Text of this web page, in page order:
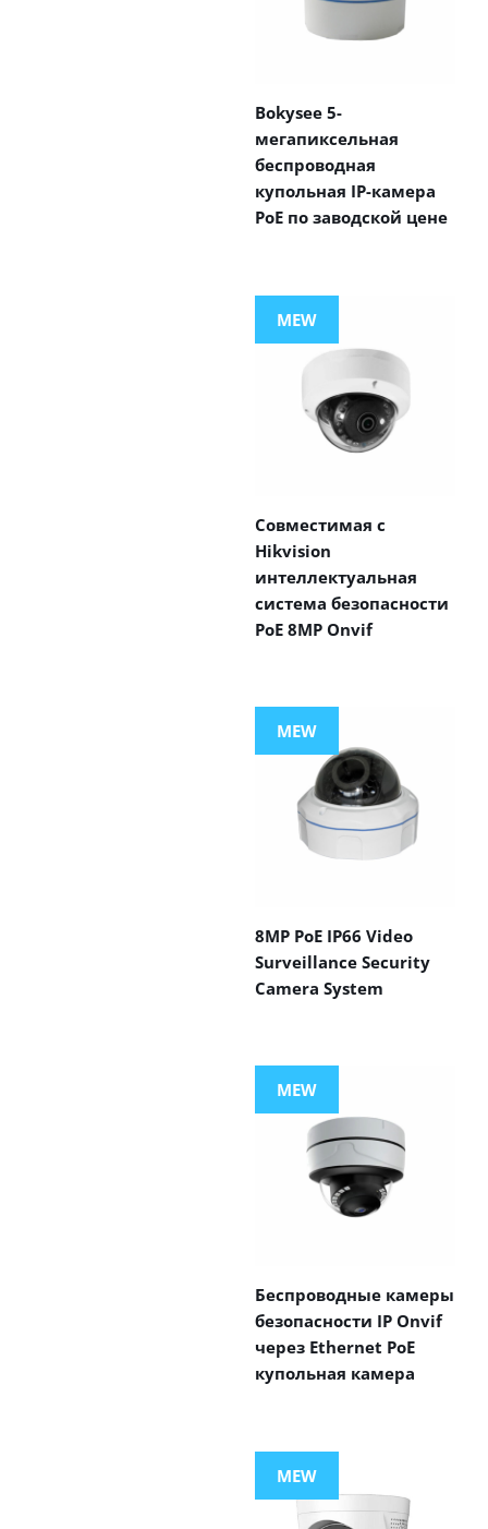
Bokysee 5-
мегапиксельная
беспроводная
купольная IP-камера
PoE по заводской цене
MEW
Совместимая с
Hikvision
интеллектуальная
система безопасности
PoE 8MP Onvif
MEW
8MP PoE IP66 Video
Surveillance Security
Camera System
MEW
Беспроводные камеры
безопасности IP Onvif
через Ethernet PoE
купольная камера
MEW